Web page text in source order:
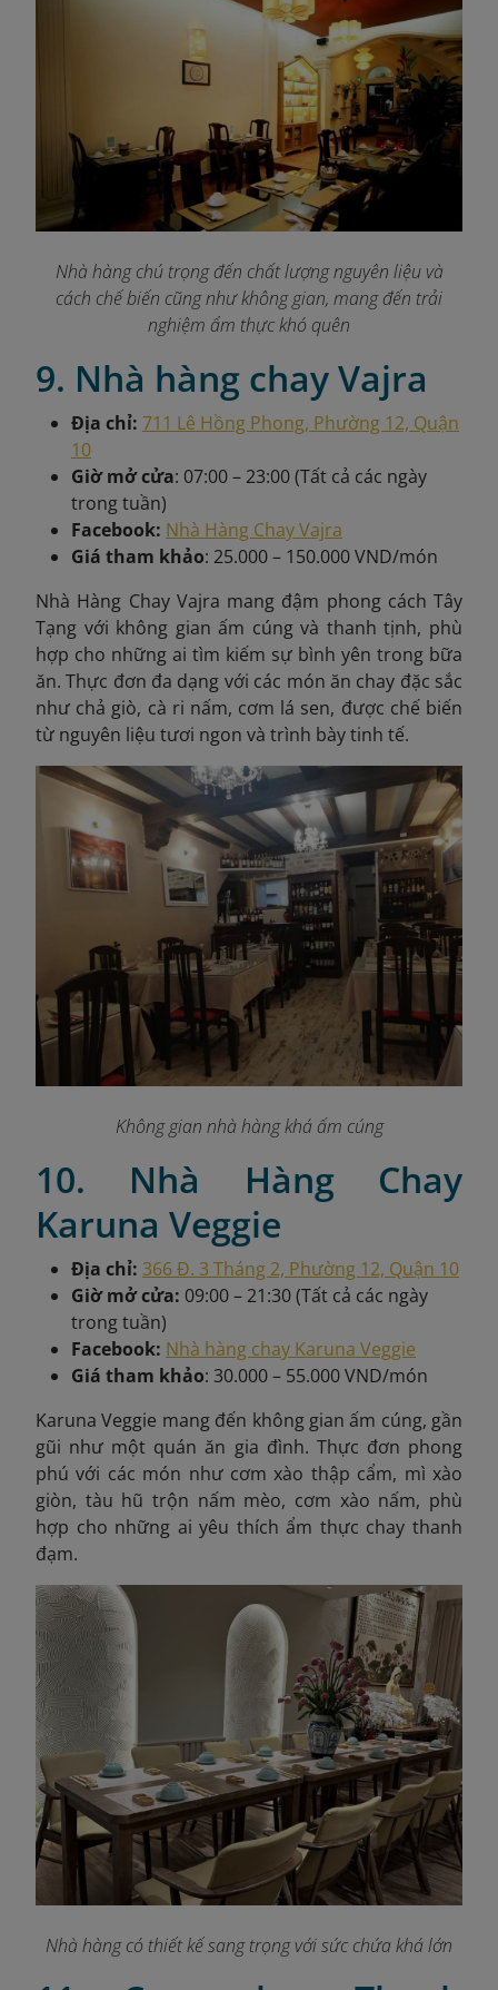
Nhà hàng chú trọng đến chất lượng nguyên liệu và
cách chế biến cũng như không gian, mang đến trải
nghiệm ẩm thực khó quên
9. Nhà hàng chay Vajra
Địa chỉ: 711 Lê Hồng Phong, Phường 12, Quận
10
Giờ mở cửa: 07:00 – 23:00 (Tất cả các ngày
trong tuần)
Facebook: Nhà Hàng Chay Vajra
Giá tham khảo: 25.000 – 150.000 VND/món
Nhà Hàng Chay Vajra mang đậm phong cách Tây
Tạng với không gian ấm cúng và thanh tịnh, phù
hợp cho những ai tìm kiếm sự bình yên trong bữa
ăn. Thực đơn đa dạng với các món ăn chay đặc sắc
như chả giò, cà ri nấm, cơm lá sen, được chế biến
từ nguyên liệu tươi ngon và trình bày tinh tế.
Không gian nhà hàng khá ấm cúng
10. Nhà Hàng Chay
Karuna Veggie
Địa chỉ: 366 Đ. 3 Tháng 2, Phường 12, Quận 10
Giờ mở cửa: 09:00 – 21:30 (Tất cả các ngày
trong tuần)
Facebook: Nhà hàng chay Karuna Veggie
Giá tham khảo: 30.000 – 55.000 VND/món
Karuna Veggie mang đến không gian ấm cúng, gần
gũi như một quán ăn gia đình. Thực đơn phong
phú với các món như cơm xào thập cẩm, mì xào
giòn, tàu hũ trộn nấm mèo, cơm xào nấm, phù
hợp cho những ai yêu thích ẩm thực chay thanh
đạm.
Nhà hàng có thiết kế sang trọng với sức chứa khá lớn